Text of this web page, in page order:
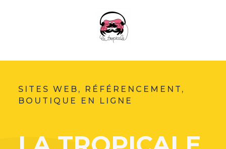
SITES WEB, RÉFÉRENCEMENT,
BOUTIQUE EN LIGNE